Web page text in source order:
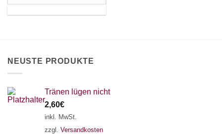
gewählt
werden
NEUSTE PRODUKTE
Tränen lügen nicht
2,60€
inkl. MwSt.
zzgl. Versandkosten